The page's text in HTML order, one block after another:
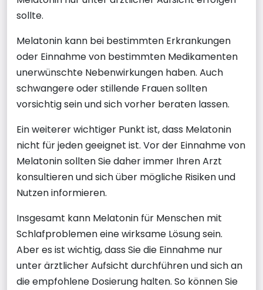
sollte.
Melatonin kann bei bestimmten Erkrankungen
oder Einnahme von bestimmten Medikamenten
unerwünschte Nebenwirkungen haben. Auch
schwangere oder stillende Frauen sollten
vorsichtig sein und sich vorher beraten lassen.
Ein weiterer wichtiger Punkt ist, dass Melatonin
nicht für jeden geeignet ist. Vor der Einnahme von
Melatonin sollten Sie daher immer Ihren Arzt
konsultieren und sich über mögliche Risiken und
Nutzen informieren.
Insgesamt kann Melatonin für Menschen mit
Schlafproblemen eine wirksame Lösung sein.
Aber es ist wichtig, dass Sie die Einnahme nur
unter ärztlicher Aufsicht durchführen und sich an
die empfohlene Dosierung halten. So können Sie